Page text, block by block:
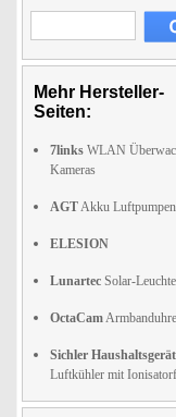
Mehr Hersteller-
Seiten:
7links WLAN
Kameras
AGTAkku
ELESION
Lunartec Solar-
OctaCam
Sichler
Luftkühler mit